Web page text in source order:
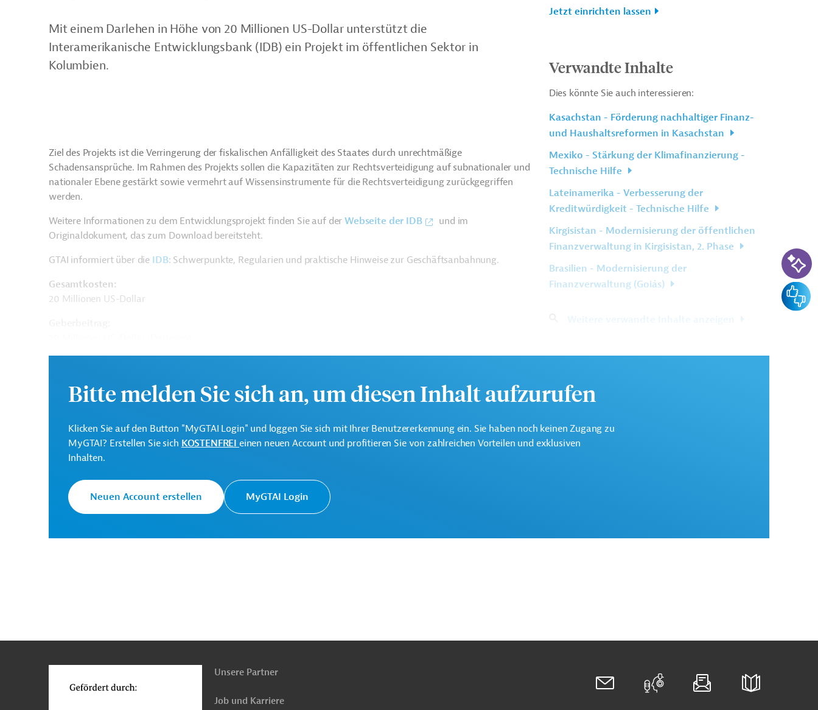
Mit einem Darlehen in Höhe von 20 Millionen US-Dollar unterstützt die
Interamerikanische Entwicklungsbank (IDB) ein Projekt im öffentlichen Sektor in
Kolumbien.
Ziel des Projekts ist die Verringerung der fiskalischen Anfälligkeit des Staates durch unrechtmäßige
Schadensansprüche. Im Rahmen des Projekts sollen die Kapazitäten zur Rechtsverteidigung auf subnationaler und
nationaler Ebene gestärkt sowie vermehrt auf Wissensinstrumente für die Rechtsverteidigung zurückgegriffen
werden.
Weitere Informationen zu dem Entwicklungsprojekt finden Sie auf derWebseite der IDB
und im
Originaldokument, das zum Download bereitsteht.
GTAI informiert über die IDB: Schwerpunkte, Regularien und praktische Hinweise zur Geschäftsanbahnung.
Gesamtkosten:
20 Millionen US-Dollar
Kontaktadresse
Interamerikanische
Entwicklungsbank (IDB)
Entwicklungsprojekte in der Region Lateinamerika und Karibik.
Jetzt einrichten lassen
Verwandte Inhalte
Dies könnte Sie auch interessieren:
Kasachstan - Förderung nachhaltiger Finanz-
und Haushaltsreformen in Kasachstan
Mexiko - Stärkung der Klimafinanzierung -
Technische Hilfe
Lateinamerika - Verbesserung der
Kreditwürdigkeit - Technische Hilfe
Kirgisistan - Modernisierung der öffentlichen
Finanzverwaltung in Kirgisistan, 2. Phase
Brasilien - Modernisierung der
Finanzverwaltung (Goiás)
Bitte melden Sie sich an, um diesen Inhalt aufzurufen
Klicken Sie auf den Button "MyGTAI Login" und loggen Sie sich mit Ihrer Benutzererkennung ein. Sie haben noch keinen Zugang zu
MyGTAI? Erstellen Sie sich KOSTENFREI einen neuen Account und profitieren Sie von zahlreichen Vorteilen und exklusiven
Inhalten.
Neuen Account erstellen MyGTAI Login
oben
Unsere Partner
Job und Karriere
KI-